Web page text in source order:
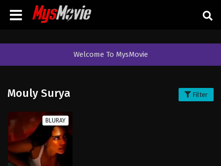
Welcome To MysMovie
Mouly Surya Filter
BLURAY